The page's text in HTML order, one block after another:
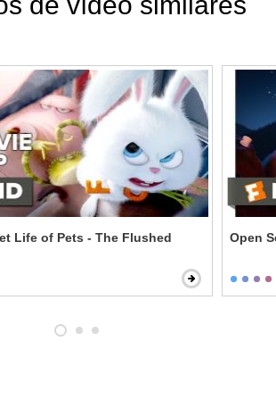
Life of Pets - The Flushed
Open